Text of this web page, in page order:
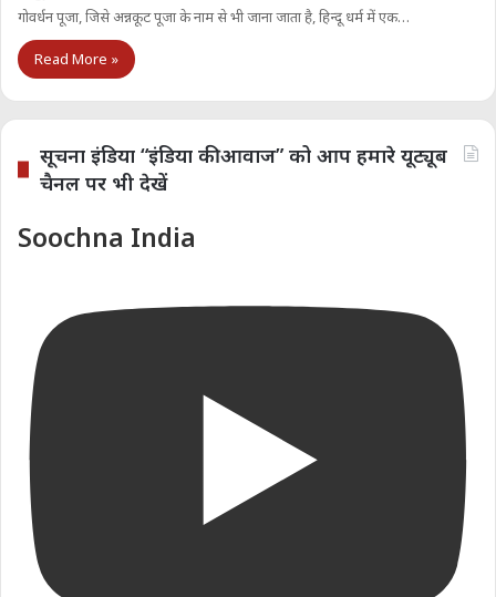
गोवर्धन पूजा, जिसे अन्नकूट पूजा के नाम से भी जाना जाता है, हिन्दू धर्म में एक…
Read More »
सूचना इंडिया “इंडिया की आवाज” को आप हमारे यूट्यूब
चैनल पर भी देखें
Soochna India